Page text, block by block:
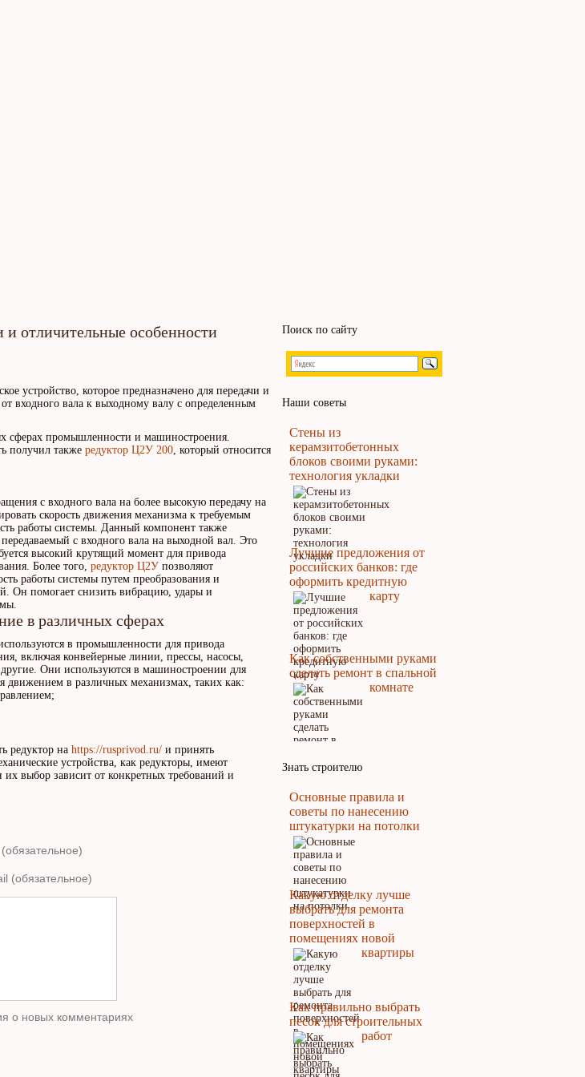
отличительные особенности
устройство, которое предназначено для передачи и
входного вала к выходному валу с определенным
сферах промышленности и машиностроения.
получил также редуктор Ц2У 200, который относится
с входного вала на более высокую передачу на
скорость движения механизма к требуемым
работы системы. Данный компонент также
с входного вала на выходной вал. Это
высокий крутящий момент для привода
Более того, редуктор Ц2У позволяют
работы системы путем преобразования и
Он помогает снизить вибрацию, удары и
в различных сферах
в промышленности для привода
включая конвейерные линии, прессы, насосы,
Они используются в машиностроении для
движением в различных механизмах, таких как:
редуктор на https://rusprivod.ru/ и принять
устройства, как редукторы, имеют
выбор зависит от конкретных требований и
(обязательное)
о новых комментариях
Поиск по сайту
Наши советы
Стены из
керамзитобетонных
блоков своими руками:
технология укладки
Лучшие предложения от
российских банков: где
оформить кредитную
карту
Как собственными руками
сделать ремонт в спальной
комнате
Знать строителю
Основные правила и
советы по нанесению
штукатурки на потолки
Какую отделку лучше
выбрать для ремонта
поверхностей в
помещениях новой
квартиры
Как правильно выбрать
песок для строительных
работ